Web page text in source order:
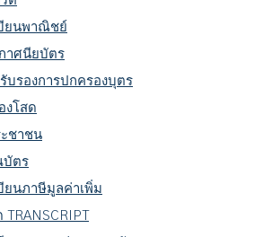
ยนพาณิชย์
าศนียบัตร
บรองการปกครองบุตร
งโสด
ชาชน
บัตร
ยนภาษีมูลค่าเพิ่ม